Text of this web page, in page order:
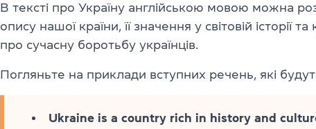
В тексті про Україну англійською мовою можна
опису нашої країни, її значення у світовій історії
про сучасну боротьбу українців.
Погляньте на приклади вступних речень, які
Ukraine is a country rich in history and